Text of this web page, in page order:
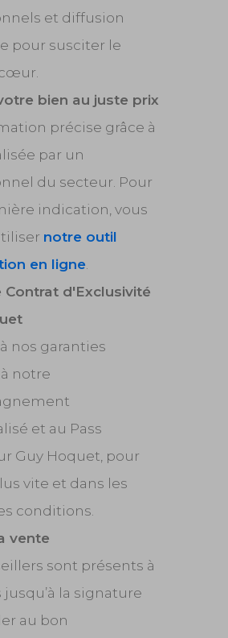
et diffusion
pour susciter le
bien au juste prix
précise grâce à
par un
du secteur. Pour
indication, vous
notre outil
en ligne
Contrat d'Exclusivité
nos garanties
notre
et au Pass
Guy Hoquet, pour
vite et dans les
conditions.
vente
sont présents à
jusqu’à la signature
au bon